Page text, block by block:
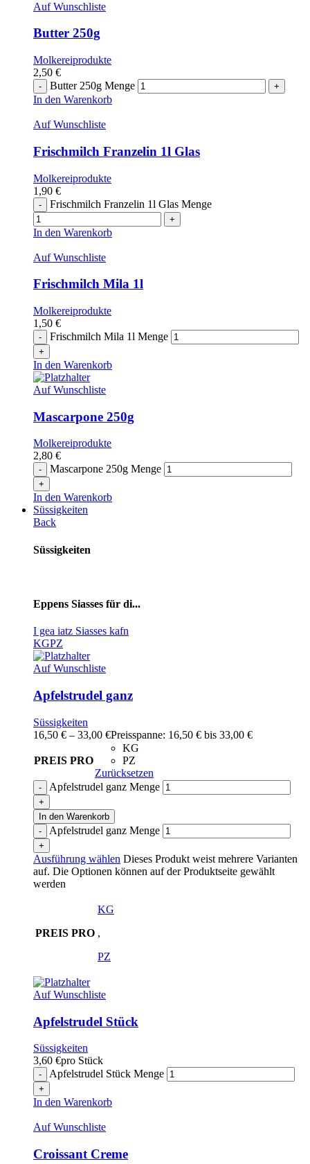
Auf Wunschliste
Butter 250g
Molkereiprodukte
2,50 €
Butter 250g Menge
In den Warenkorb
Auf Wunschliste
Frischmilch Franzelin 1l Glas
Molkereiprodukte
1,90 €
Frischmilch Franzelin 1l Glas Menge
In den Warenkorb
Auf Wunschliste
Frischmilch Mila 1l
Molkereiprodukte
1,50 €
Frischmilch Mila 1l Menge
In den Warenkorb
Auf Wunschliste
Mascarpone 250g
Molkereiprodukte
2,80 €
Mascarpone 250g Menge
In den Warenkorb
Süssigkeiten
Back
Süssigkeiten
Eppens Siasses für di...
I gea iatz Siasses kafn
KGPZ
Auf Wunschliste
Apfelstrudel ganz
Süssigkeiten
16,50 € – 33,00 €Preisspanne: 16,50 € bis 33,00 €
PREIS PRO
KG
PZ
Zurücksetzen
Apfelstrudel ganz Menge
In den Warenkorb
Apfelstrudel ganz Menge
Ausführung wählen Dieses Produkt weist mehrere Varianten
auf. Die Optionen können auf der Produktseite gewählt
werden
PREIS PRO
KG
,
PZ
Auf Wunschliste
Apfelstrudel Stück
Süssigkeiten
3,60 €pro Stück
Apfelstrudel Stück Menge
In den Warenkorb
Auf Wunschliste
Croissant Creme